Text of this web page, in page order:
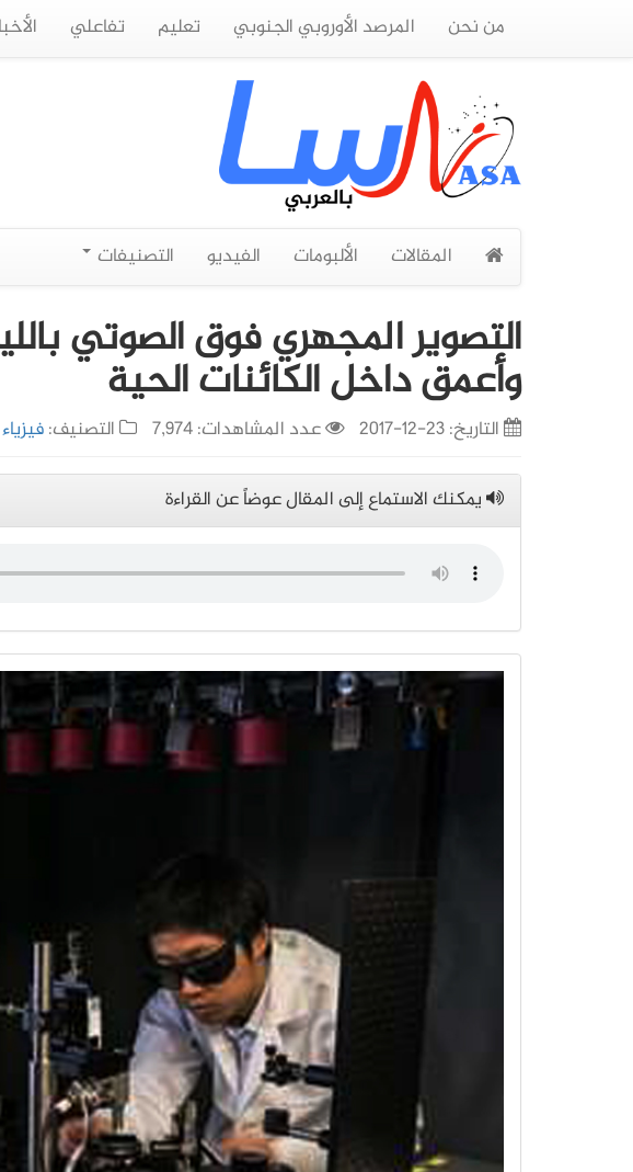
من نحن المرصد الأوروبي الجنوبي تعليم تفاعلي
المقالات الألبومات الفيديو التصنيفات
التصوير المجهري فوق الصوتي
وأعمق داخل الكائنات الحية
التاريخ:23-12-2017 عدد المشاهدات: 7,974 التصنيف:فيزياء
يمكنك الاستماع إلى المقال عوضاً عن القراءة